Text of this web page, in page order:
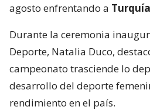
agosto enfrentando a Turquía
Durante la ceremonia
Deporte, Natalia Duco,
campeonato trasciende lo
desarrollo del deporte
rendimiento en el país.